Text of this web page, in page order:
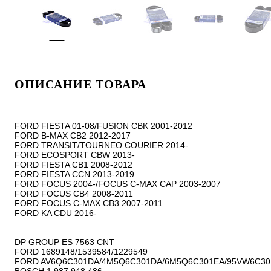
ОПИСАНИЕ ТОВАРА
FORD FIESTA 01-08/FUSION CBK 2001-2012
FORD B-MAX CB2 2012-2017
FORD TRANSIT/TOURNEO COURIER 2014-
FORD ECOSPORT CBW 2013-
FORD FIESTA CB1 2008-2012
FORD FIESTA CCN 2013-2019
FORD FOCUS 2004-/FOCUS C-MAX CAP 2003-2007
FORD FOCUS CB4 2008-2011
FORD FOCUS C-MAX CB3 2007-2011
FORD KA CDU 2016-
DP GROUP ES 7563 CNT
FORD 1689148/1539584/1229549
FORD AV6Q6C301DA/4M5Q6C301DA/6M5Q6C301EA/